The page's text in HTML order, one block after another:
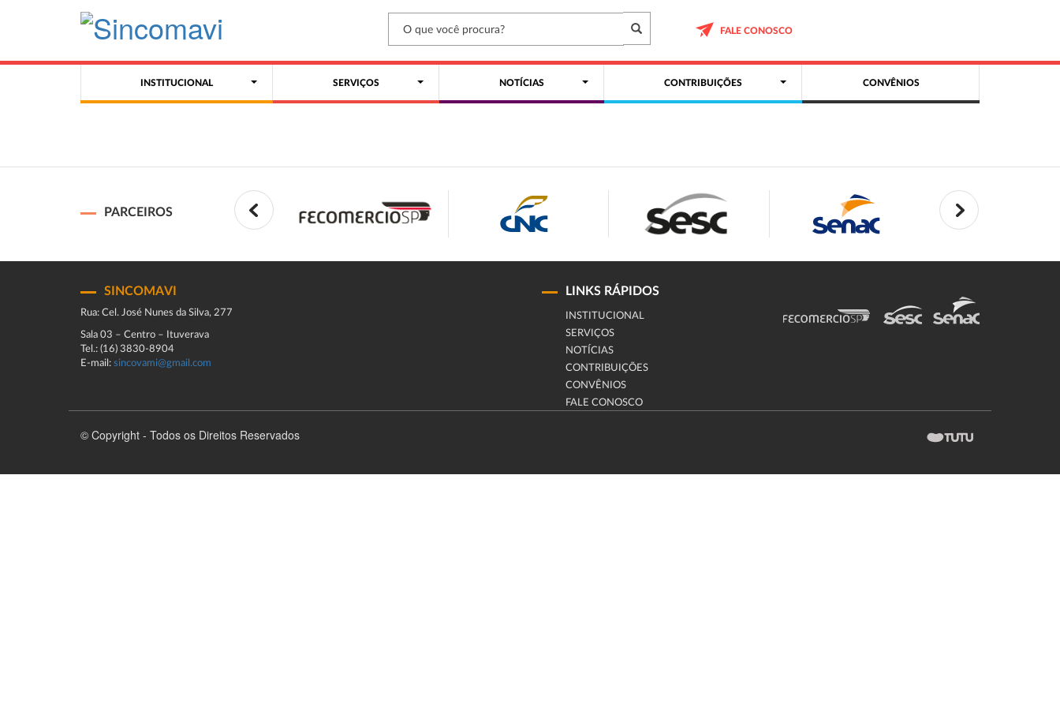
FALE CONOSCO
INSTITUCIONAL SERVIÇOS NOTÍCIAS CONTRIBUIÇÕES CONVÊNIOS
PARCEIROS
SINCOMAVI
Rua: Cel. José Nunes da Silva, 277
Sala 03 – Centro – Ituverava
Tel.: (16) 3830-8904
E-mail: sincovami@gmail.com
LINKS RÁPIDOS
INSTITUCIONAL
SERVIÇOS
NOTÍCIAS
CONTRIBUIÇÕES
CONVÊNIOS
FALE CONOSCO
© Copyright - Todos os Direitos Reservados